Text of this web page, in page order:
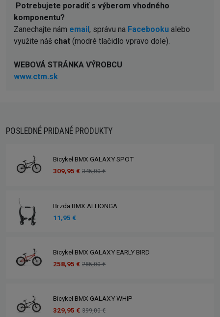
Potrebujete poradiť s výberom vhodného
komponentu?
Zanechajte nám email, správu na Facebooku alebo
využite náš chat (modré tlačidlo vpravo dole).
WEBOVÁ STRÁNKA VÝROBCU
www.ctm.sk
POSLEDNÉ PRIDANÉ PRODUKTY
Bicykel BMX GALAXY SPOT
309,95 € 345,00 €
Brzda BMX ALHONGA
11,95 €
Bicykel BMX GALAXY EARLY BIRD
258,95 € 285,00 €
Bicykel BMX GALAXY WHIP
329,95 € 399,00 €